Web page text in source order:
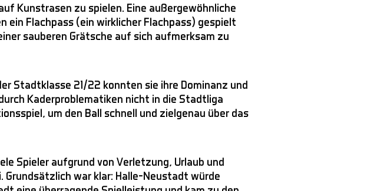
Kunstrasen zu spielen. Eine außergewöhnliche
ein Flachpass (ein wirklicher Flachpass) gespielt
sauberen Grätsche auf sich aufmerksam zu
Stadtklasse 21/22 konnten sie ihre Dominanz und
Kaderproblematiken nicht in die Stadtliga
um den Ball schnell und zielgenau über das
Spieler aufgrund von Verletzung, Urlaub und
Grundsätzlich war klar: Halle-Neustadt würde